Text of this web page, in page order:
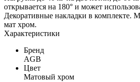
открывается на 180° и может
Декоративные накладки в
мат хром.
Характеристики
Бренд
AGB
Цвет
Матовый хром